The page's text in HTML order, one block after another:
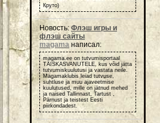
Круто)
Новость: Флэш игры и
флэш сайты
magama написал:
magama.ee on tutvumisportaal
TÄISKASVANUTELE, kus võid jätta
tutvumiskuulutusi ja vastata neile.
Magamaklubis leiad tutvuse,
suhtluse ja muu ajaveetmise
kuulutused, mille on jätnud mehed
ja naised Tallinnast, Tartust ,
Pärnust ja teistest Eesti
piirkondadest.